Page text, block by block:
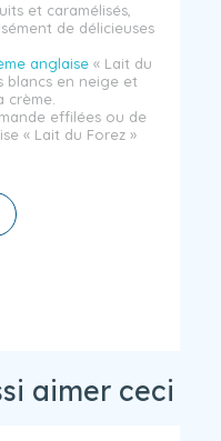
et caramélisés,
de délicieuses
anglaise« Lait du
blancs en neige et
crème.
effilées ou de
« Lait du Forez »
aimer ceci